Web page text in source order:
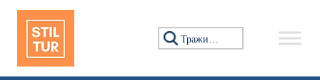
Пређи на садржај
Тражи: